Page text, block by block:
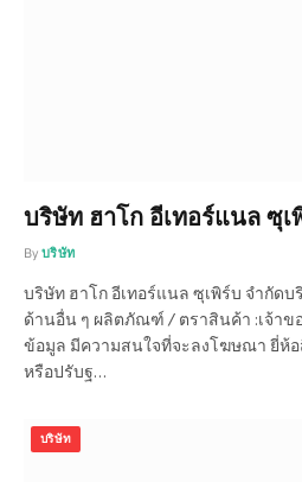
บริษัท ฮาโก อีเทอร์แนล ซุเ
By บริษัท
บริษัท ฮาโก อีเทอร์แนล ซุเพิร์บ จำกัด
ด้านอื่น ๆ ผลิตภัณฑ์ / ตราสินค้า :เจ้าข
ข้อมูล มีความสนใจที่จะลงโฆษณา ยี่ห้
หรือปรับฐ…
บริษัท